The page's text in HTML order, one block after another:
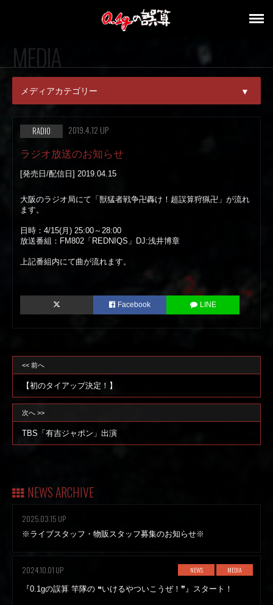
MEDIA
メディアカテゴリー ▼
ONLINE
KARAOKE
TV
RADIO
RADIO 2019.4.12 UP
ラジオ放送のお知らせ
[発売日/配信日] 2019.04.15
大阪のラジオ局にて「獣猛者戦争卍轟け！超誤算狩猟卍」が流れ
ます。
日時：4/15(月) 25:00～28:00
放送番組：FM802「REDNIQS」DJ:浅井博章
上記番組内にて曲が流れます。
Facebook LINE
<< 前へ
【初のタイアップ決定！】
次へ >>
TBS「有吉ジャポン」出演
NEWS ARCHIVE
2025.03.15 UP
※ライブスタッフ・物販スタッフ募集のお知らせ※
2024.10.01 UP NEWS MEDIA
『0.1gの誤算 竿隊の ❝いけるやついこうぜ！❞』スタート！